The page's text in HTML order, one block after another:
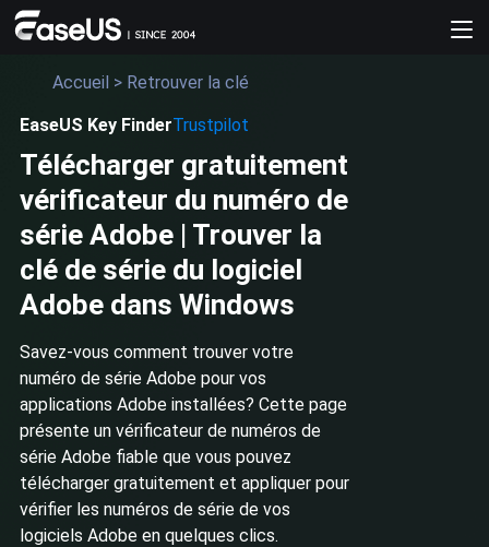
Accueil > Retrouver la clé
EaseUS Key FinderTrustpilot
Télécharger gratuitement
vérificateur du numéro de
série Adobe | Trouver la
clé de série du logiciel
Adobe dans Windows
Savez-vous comment trouver votre
numéro de série Adobe pour vos
applications Adobe installées? Cette page
présente un vérificateur de numéros de
série Adobe fiable que vous pouvez
télécharger gratuitement et appliquer pour
vérifier les numéros de série de vos
logiciels Adobe en quelques clics.